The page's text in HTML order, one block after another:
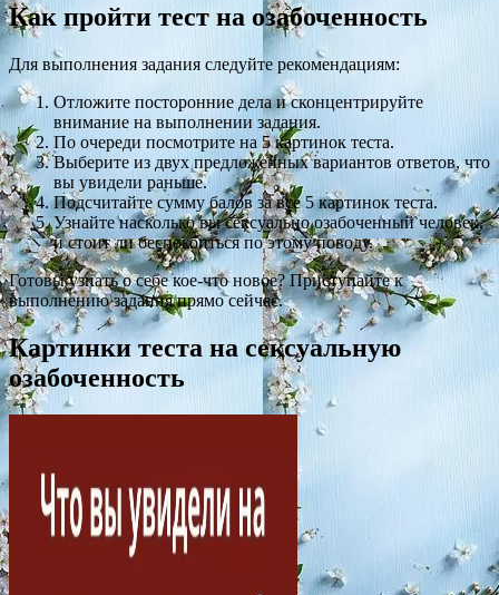
Как пройти тест на озабоченность
Для выполнения задания следуйте рекомендациям:
Отложите посторонние дела и сконцентрируйте
внимание на выполнении задания.
По очереди посмотрите на 5 картинок теста.
Выберите из двух предложенных вариантов ответов, что
вы увидели раньше.
Подсчитайте сумму балов за все 5 картинок теста.
Узнайте насколько вы сексуально озабоченный человек,
и стоит ли беспокоиться по этому поводу.
Готовы узнать о себе кое-что новое? Приступайте к
выполнению задания прямо сейчас.
Картинки теста на сексуальную
озабоченность